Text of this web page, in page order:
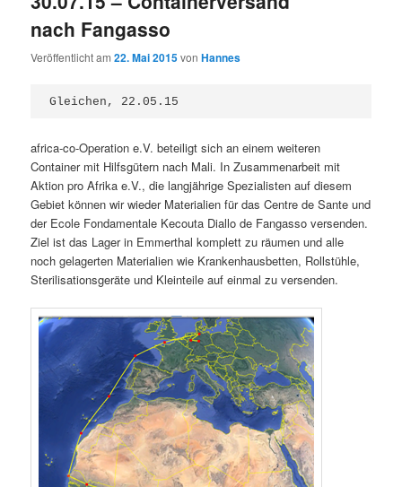
nach Fangasso
Veröffentlicht am22. Mai 2015vonHannes
Gleichen, 22.05.15
africa-co-Operation e.V. beteiligt sich an einem weiteren
Container mit Hilfsgütern nach Mali. In Zusammenarbeit mit
Aktion pro Afrika e.V., die langjährige Spezialisten auf diesem
Gebiet können wir wieder Materialien für das Centre de Sante und
der Ecole Fondamentale Kecouta Diallo de Fangasso versenden.
Ziel ist das Lager in Emmerthal komplett zu räumen und alle
noch gelagerten Materialien wie Krankenhausbetten, Rollstühle,
Sterilisationsgeräte und Kleinteile auf einmal zu versenden.